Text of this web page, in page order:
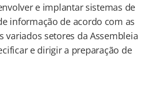
e implantar sistemas de
informação de acordo com as
variados setores da Assembleia
e dirigir a preparação de